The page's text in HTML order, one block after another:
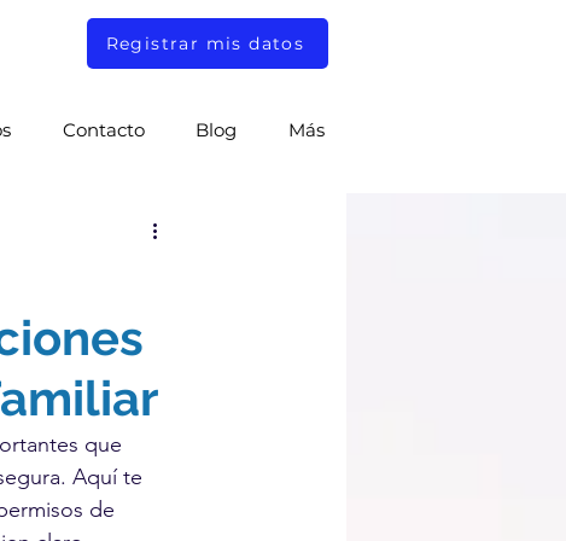
Registrar mis datos
Contacto Blog Más
que
Aquí te
de